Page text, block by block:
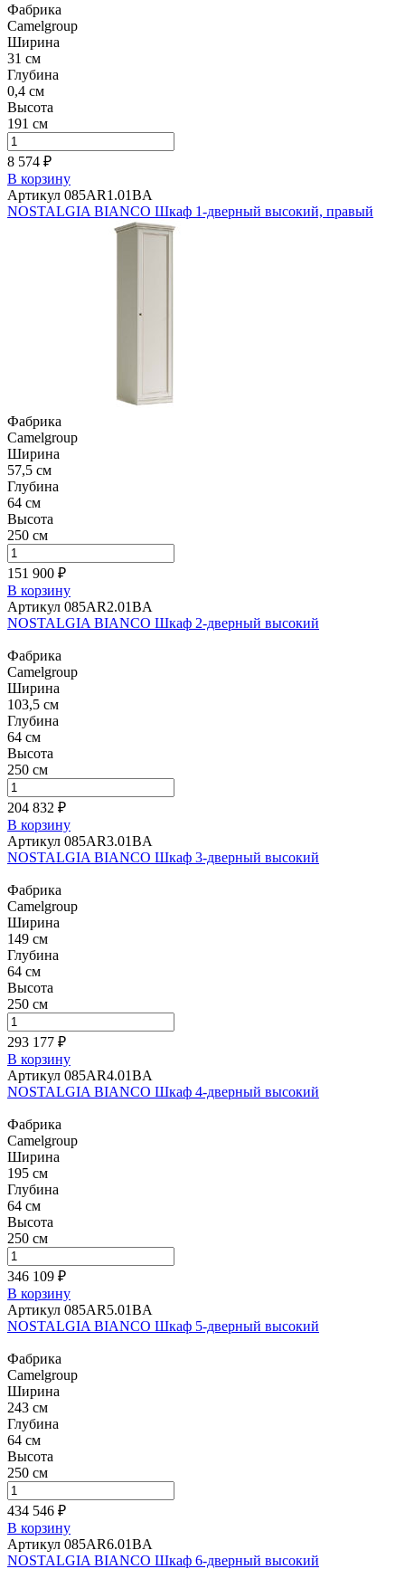
Фабрика
Camelgroup
Ширина
31 см
Глубина
0,4 см
Высота
191 см
8 574 ₽
В корзину
Артикул 085AR1.01BA
NOSTALGIA BIANCO Шкаф 1-дверный высокий, правый
Фабрика
Camelgroup
Ширина
57,5 см
Глубина
64 см
Высота
250 см
151 900 ₽
В корзину
Артикул 085AR2.01BA
NOSTALGIA BIANCO Шкаф 2-дверный высокий
Фабрика
Camelgroup
Ширина
103,5 см
Глубина
64 см
Высота
250 см
204 832 ₽
В корзину
Артикул 085AR3.01BA
NOSTALGIA BIANCO Шкаф 3-дверный высокий
Фабрика
Camelgroup
Ширина
149 см
Глубина
64 см
Высота
250 см
293 177 ₽
В корзину
Артикул 085AR4.01BA
NOSTALGIA BIANCO Шкаф 4-дверный высокий
Фабрика
Camelgroup
Ширина
195 см
Глубина
64 см
Высота
250 см
346 109 ₽
В корзину
Артикул 085AR5.01BA
NOSTALGIA BIANCO Шкаф 5-дверный высокий
Фабрика
Camelgroup
Ширина
243 см
Глубина
64 см
Высота
250 см
434 546 ₽
В корзину
Артикул 085AR6.01BA
NOSTALGIA BIANCO Шкаф 6-дверный высокий